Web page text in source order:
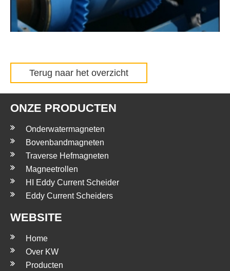
Terug naar het overzicht
ONZE PRODUCTEN
Onderwatermagneten
Bovenbandmagneten
Traverse Hefmagneten
Magneetrollen
HI Eddy Current Scheider
Eddy Current Scheiders
WEBSITE
Home
Over KW
Producten